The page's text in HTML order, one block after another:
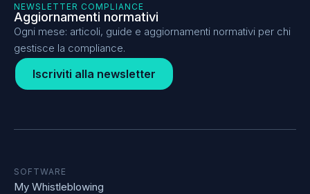
k
e
d
i
n
t
u
b
e
NEWSLETTER COMPLIANCE
Aggiornamenti normativi
Ogni mese: articoli, guide e aggiornamenti normativi per chi
gestisce la compliance.
Iscriviti alla newsletter
SOFTWARE
My Whistleblowing